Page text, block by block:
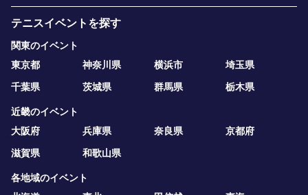
テニスイベントを探す
関東のイベント
東京都
神奈川県 横浜市
埼玉県
千葉県
茨城県 群馬県 栃木県
近畿のイベント
大阪府
兵庫県 奈良県
京都府
滋賀県
和歌山県
各地域のイベント